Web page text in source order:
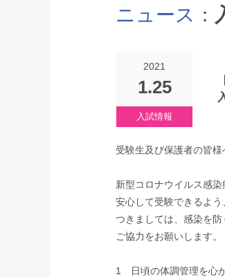
ごあいさつ
特別進学コ
（選抜クラス・特
バス
柔道
ソフ
部活
生徒募集要項
ニュース：
2021
1.25
受験生及び保護者の皆様
新型コロナウイルス感
安心して受験できるよう
つきましては、感染を
ご協力をお願いします。
1 日頃の体調管理を心